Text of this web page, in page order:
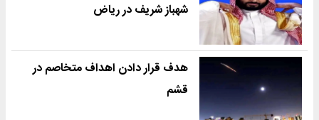
شهباز شریف در ریاض
هدف قرار دادن اهداف متخاصم در
قشم